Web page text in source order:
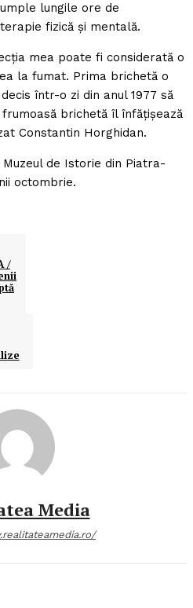
lungile ore de
fizică şi mentală.
mea poate fi considerată o
la fumat. Prima brichetă o
într-o zi din anul 1977 să
brichetă îl înfăţişează
Constantin Horghidan.
de Istorie din Piatra-
octombrie.
/
Media